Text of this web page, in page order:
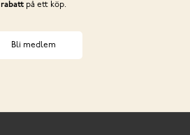
rabattpå ett köp.
Bli medlem